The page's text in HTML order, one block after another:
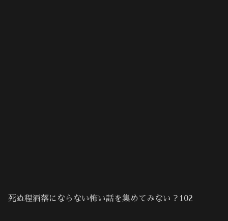
死ぬ程洒落にならない怖い話を集めてみない？102